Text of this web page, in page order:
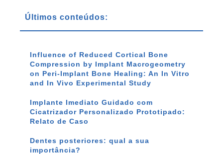
Últimos conteúdos:
Influence of Reduced Cortical Bone
Compression by Implant Macrogeometry
on Peri-Implant Bone Healing: An In Vitro
and In Vivo Experimental Study
Implante Imediato Guidado com
Cicatrizador Personalizado Prototipado:
Relato de Caso
Dentes posteriores: qual a sua
importância?